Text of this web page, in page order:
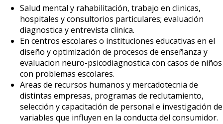
Salud mental y rahabilitación, trabajo en clinicas,
hospitales y consultorios particulares; evaluación
diagnostica y entrevista clinica.
En centros escolares o instituciones educativas en el
diseño y optimización de procesos de enseñanza y
evaluacion neuro-psicodiagnostica con casos de niños
con problemas escolares.
Areas de recursos humanos y mercadotecnia de
distintas empresas, programas de reclutamiento,
selección y capacitación de personal e investigación de
variables que influyen en la conducta del consumidor.